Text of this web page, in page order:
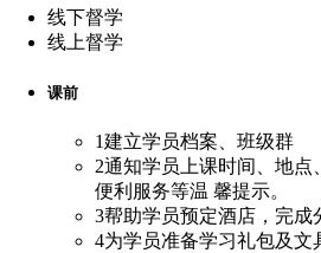
线下督学
线上督学
课前
1建立学员档案、班级群
2通知学员上课时间、地点
便利服务等温 馨提示。
3帮助学员预定酒店，完成
4为学员准备学习礼包及文